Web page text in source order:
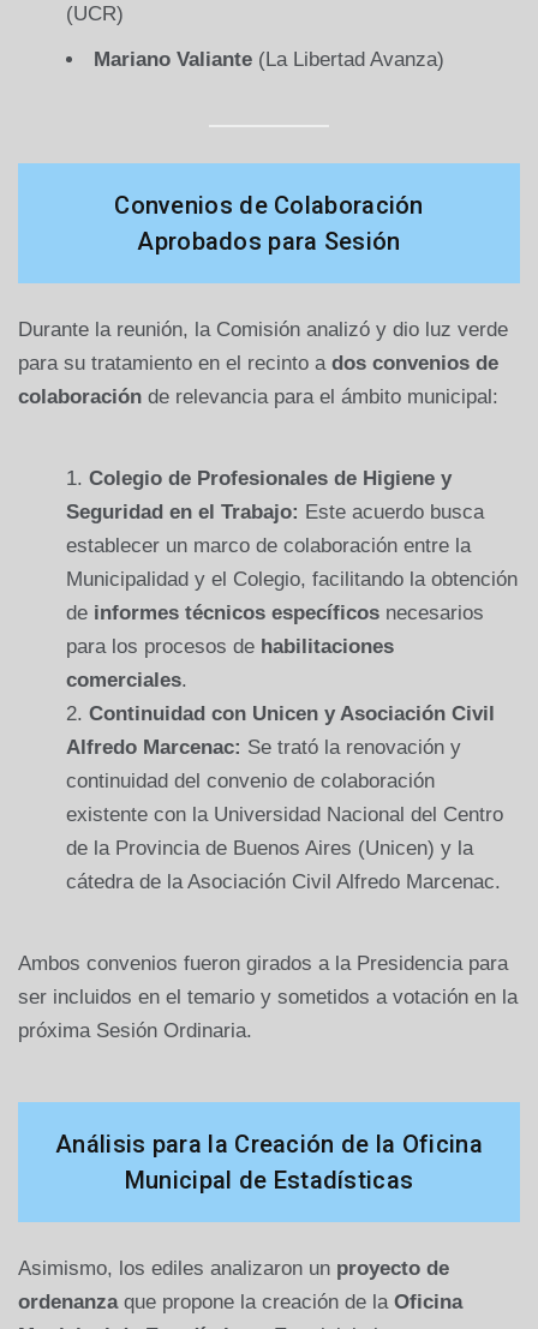
(UCR)
Mariano Valiante (La Libertad Avanza)
Convenios de Colaboración
Aprobados para Sesión
Durante la reunión, la Comisión analizó y dio luz verde
para su tratamiento en el recinto a dos convenios de
colaboración de relevancia para el ámbito municipal:
Colegio de Profesionales de Higiene y
Seguridad en el Trabajo: Este acuerdo busca
establecer un marco de colaboración entre la
Municipalidad y el Colegio, facilitando la obtención
de informes técnicos específicos necesarios
para los procesos de habilitaciones
comerciales.
Continuidad con Unicen y Asociación Civil
Alfredo Marcenac: Se trató la renovación y
continuidad del convenio de colaboración
existente con la Universidad Nacional del Centro
de la Provincia de Buenos Aires (Unicen) y la
cátedra de la Asociación Civil Alfredo Marcenac.
Ambos convenios fueron girados a la Presidencia para
ser incluidos en el temario y sometidos a votación en la
próxima Sesión Ordinaria.
Análisis para la Creación de la Oficina
Municipal de Estadísticas
Asimismo, los ediles analizaron un proyecto de
ordenanzaque propone la creación de la Oficina